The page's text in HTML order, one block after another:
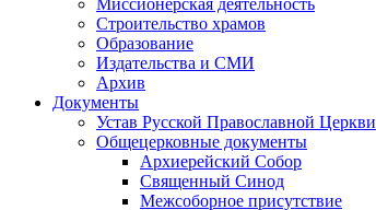
Миссионерская деятельность
Строительство храмов
Образование
Издательства и СМИ
Архив
Документы
Устав Русской Православной Церкви
Общецерковные документы
Архиерейский Собор
Священный Синод
Межсоборное присутствие